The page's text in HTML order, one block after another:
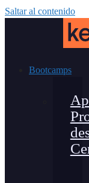
Saltar al contenido
Bootcamps